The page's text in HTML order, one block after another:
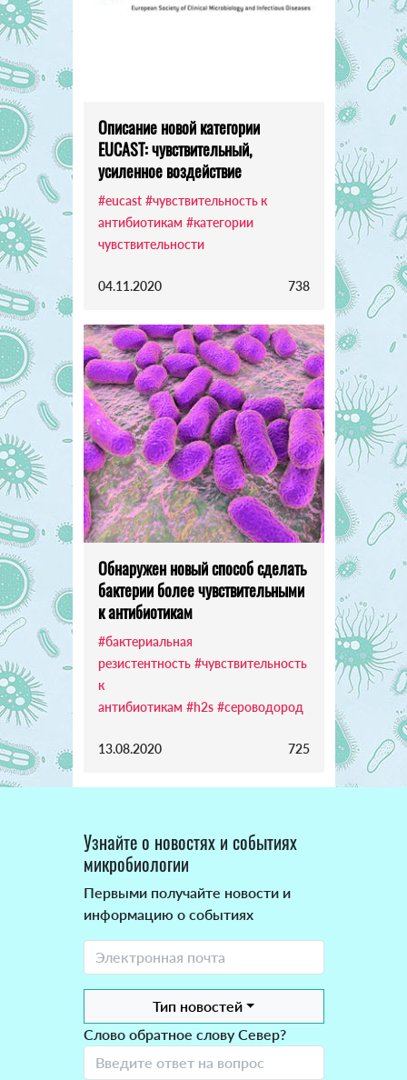
Описание новой категории
EUCAST: чувствительный,
усиленное воздействие
#eucast #чувствительность к
антибиотикам #категории
чувствительности
04.11.2020 738
Обнаружен новый способ сделать
бактерии более чувствительными
к антибиотикам
#бактериальная
резистентность #чувствительность
к
антибиотикам #h2s #сероводород
13.08.2020 725
Узнайте о новостях и событиях
микробиологии
Первыми получайте новости и
информацию о событиях
Тип новостей
Слово обратное слову Север?